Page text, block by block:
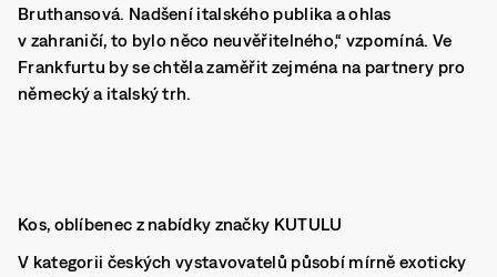
Bruthansová. Nadšení italského publika a ohlas
v zahraničí, to bylo něco neuvěřitelného,“ vzpomíná. Ve
Frankfurtu by se chtěla zaměřit zejména na partnery pro
německý a italský trh.
Kos, oblíbenec z nabídky značky KUTULU
V kategorii českých vystavovatelů působí mírně exoticky